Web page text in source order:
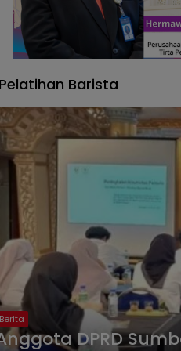
Pelatihan Barista
Berita
DPRD